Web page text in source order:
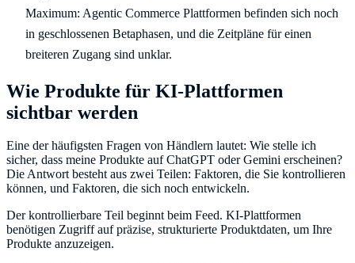
Maximum: Agentic Commerce Plattformen befinden sich noch
in geschlossenen Betaphasen, und die Zeitpläne für einen
breiteren Zugang sind unklar.
Wie Produkte für KI-Plattformen
sichtbar werden
Eine der häufigsten Fragen von Händlern lautet: Wie stelle ich
sicher, dass meine Produkte auf ChatGPT oder Gemini erscheinen?
Die Antwort besteht aus zwei Teilen: Faktoren, die Sie kontrollieren
können, und Faktoren, die sich noch entwickeln.
Der kontrollierbare Teil beginnt beim Feed. KI-Plattformen
benötigen Zugriff auf präzise, strukturierte Produktdaten, um Ihre
Produkte anzuzeigen.